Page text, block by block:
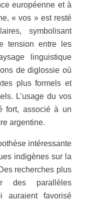
européenne et à
« vos » est resté
symbolisant
tension entre les
linguistique
de diglossie où
plus formels et
L’usage du vos
fort, associé à un
argentine.
intéressante
indigènes sur la
recherches plus
des parallèles
auraient favorisé